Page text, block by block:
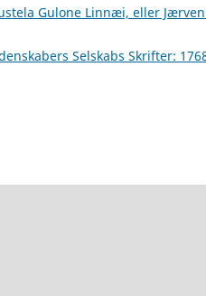
Gulone Linnæi, eller Jærven
Selskabs Skrifter: